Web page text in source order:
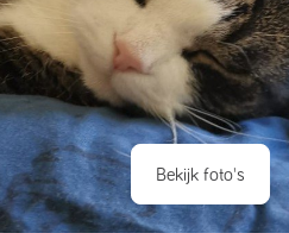
Bekijk foto's